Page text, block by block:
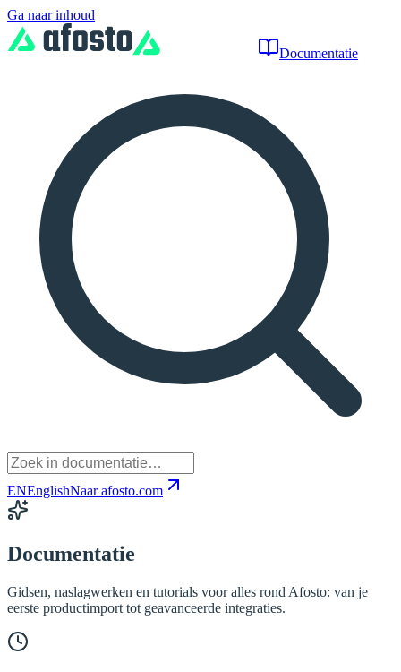
Ga naar inhoud
Documentatie
ENEnglishNaar afosto.com
Documentatie
Gidsen, naslagwerken en tutorials voor alles rond Afosto: van je
eerste productimport tot geavanceerde integraties.